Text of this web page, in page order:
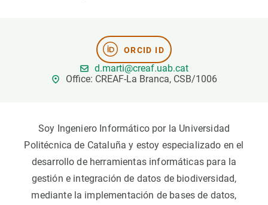
ORCID ID
d.marti@creaf.uab.cat
Office: CREAF-La Branca, CSB/1006
Soy Ingeniero Informático por la Universidad
Politécnica de Cataluña y estoy especializado en el
desarrollo de herramientas informáticas para la
gestión e integración de datos de biodiversidad,
mediante la implementación de bases de datos,